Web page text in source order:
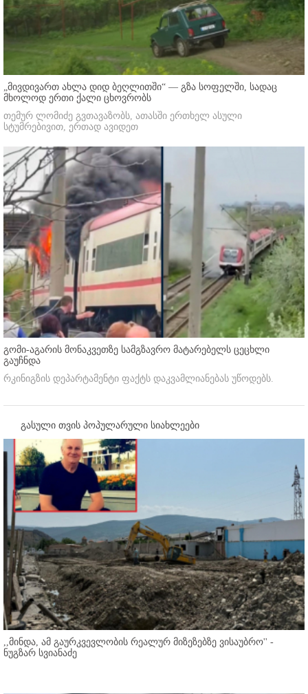
„მივდივართ ახლა დიდ ბეღლითში“ — გზა სოფელში, სადაც
მხოლოდ ერთი ქალი ცხოვრობს
თემურ ლომიძე გვთავაზობს, ათასში ერთხელ ასული
სტუმრებივით, ერთად ავიდეთ
გომი-აგარის მონაკვეთზე სამგზავრო მატარებელს ცეცხლი
გაუჩნდა
რკინიგზის დეპარტამენტი ფაქტს დაკვამლიანებას უწოდებს.
გასული თვის პოპულარული სიახლეები
,,მინდა, ამ გაურკვევლობის რეალურ მიზეზებზე ვისაუბრო'' -
ნუგზარ სვიანაძე